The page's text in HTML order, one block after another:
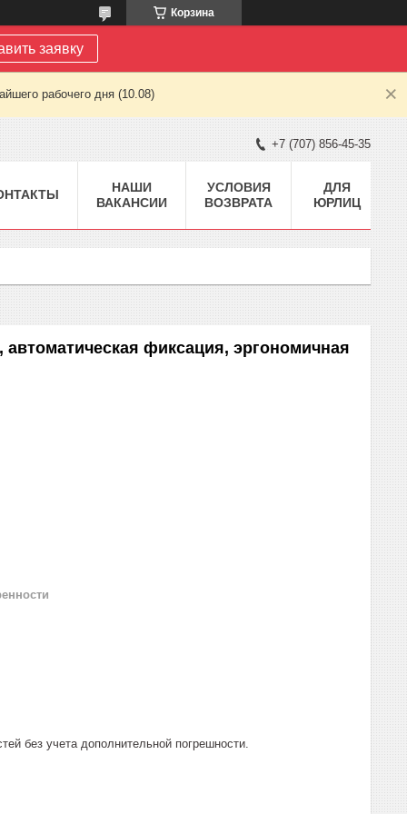
Корзина
заявку
рабочего дня (10.08)
+7 (707) 856-45-35
НАШИ
ВАКАНСИИ
УСЛОВИЯ
ВОЗВРАТА
ДЛЯ
ЮРЛИЦ
фиксация, эргономичная
без учета дополнительной погрешности.